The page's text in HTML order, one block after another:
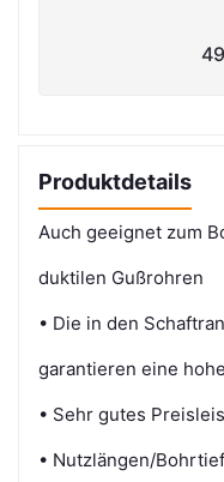
Produktdetails
Auch geeignet zum
duktilen Gußrohren
• Die in den
garantieren eine
• Sehr gutes
• Nutzlängen/